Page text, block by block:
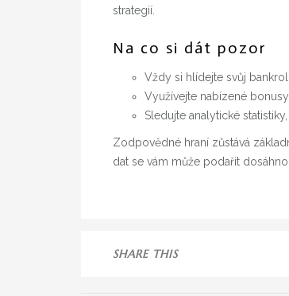
strategií.
Na co si dát pozor
Vždy si hlídejte svůj
Využívejte nabízené
Sledujte analytické
Zodpovědné hraní zůstává
dat se vám může podařit
SHARE THIS